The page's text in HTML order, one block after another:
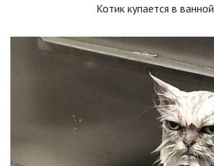
Котик купается в ванной